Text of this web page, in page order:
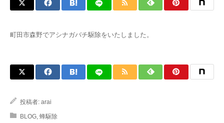
町田市森野でアシナガバチ駆除をいたしました。
投稿者: arai
BLOG 蜂駆除